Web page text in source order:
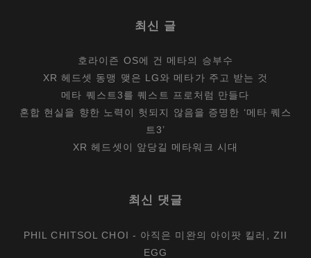
최신 글
호라이즌 OS에 건 메타의 승부수
XR 헤드셋 동맹 맺은 LG와 메타가 주고 받는 것
메타 퀘스트3를 퀘스트 프로처럼 만들다
혼합 현실을 향한 노력이 헛되지 않음을 증명한 ‘메타 퀘스
트3’
XR 헤드셋이 앞당길 메타워크 시대
최신 댓글
PHIL CHITSOL CHOI - 아직은 미완의 아이팟 킬러, ZII
EGG